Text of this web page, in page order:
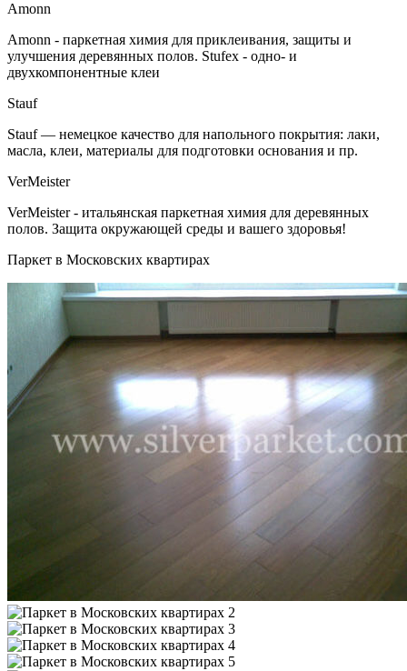
Amonn
Amonn - паркетная химия для приклеивания, защиты и
улучшения деревянных полов. Stufex - одно- и
двухкомпонентные клеи
Stauf
Stauf — немецкое качество для напольного покрытия: лаки,
масла, клеи, материалы для подготовки основания и пр.
VerMeister
VerMeister - итальянская паркетная химия для деревянных
полов. Защита окружающей среды и вашего здоровья!
Паркет в Московских квартирах